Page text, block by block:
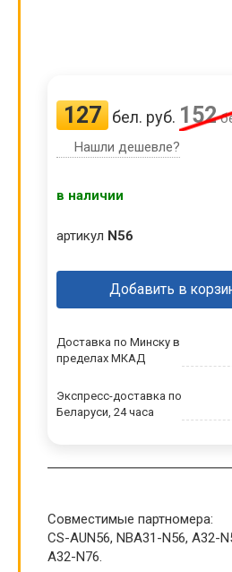
127 бел. руб. 152
Нашли дешевле?
в наличии
артикул N56
Добавить в
Доставка по Минску в
пределах МКАД
Экспресс-доставка по
Беларуси, 24 часа
Совместимые партномера:
CS-AUN56, NBA31-N56, A32-
A32-N76.